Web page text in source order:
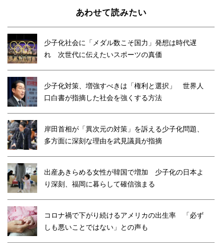
あわせて読みたい
少子化社会に「メダル数こそ国力」発想は時代遅
れ 次世代に伝えたいスポーツの真価
少子化対策、増強すべきは「権利と選択」 世界人
口白書が指摘した社会を強くする方法
岸田首相が「異次元の対策」を訴える少子化問題、
多方面に深刻な理由を武見議員が指摘
出産あきらめる女性が韓国で増加 少子化の日本よ
り深刻、福岡に暮らして確信強まる
コロナ禍で下がり続けるアメリカの出生率 「必ず
しも悪いことではない」との声も